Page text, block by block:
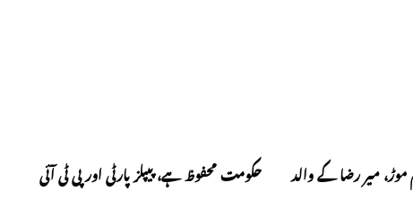
موڑ، میر رضا کے والد حکومت محفوظ ہے، پیپلز پارٹی اور پی ٹی آئی